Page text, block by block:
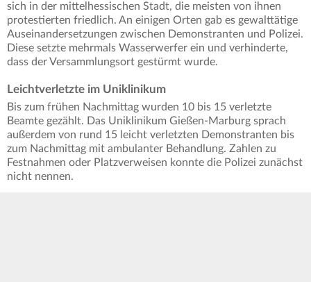
sich in der mittelhessischen Stadt, die meisten von ihnen
protestierten friedlich. An einigen Orten gab es gewalttätige
Auseinandersetzungen zwischen Demonstranten und Polizei.
Diese setzte mehrmals Wasserwerfer ein und verhinderte,
dass der Versammlungsort gestürmt wurde.
Leichtverletzte im Uniklinikum
Bis zum frühen Nachmittag wurden 10 bis 15 verletzte
Beamte gezählt. Das Uniklinikum Gießen-Marburg sprach
außerdem von rund 15 leicht verletzten Demonstranten bis
zum Nachmittag mit ambulanter Behandlung. Zahlen zu
Festnahmen oder Platzverweisen konnte die Polizei zunächst
nicht nennen.